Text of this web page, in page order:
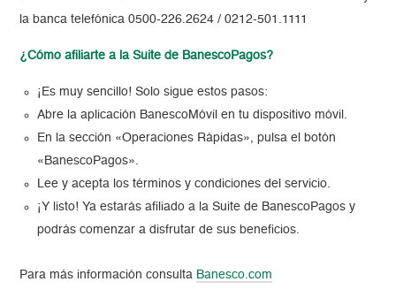
la banca telefónica 0500-226.2624 / 0212-501.1111
¿Cómo afiliarte a la Suite de BanescoPagos?
¡Es muy sencillo! Solo sigue estos pasos:
Abre la aplicación BanescoMóvil en tu dispositivo móvil.
En la sección «Operaciones Rápidas», pulsa el botón
«BanescoPagos».
Lee y acepta los términos y condiciones del servicio.
¡Y listo! Ya estarás afiliado a la Suite de BanescoPagos y
podrás comenzar a disfrutar de sus beneficios.
Para más información consulta Banesco.com